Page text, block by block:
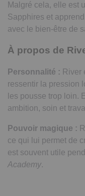
Malgré cela, elle est
Sapphires et
avec le bien-être de
À propos de
Personnalité : River
ressentir la pression
les pousse trop loin.
ambition, soin et
Pouvoir magique :
ce qui lui permet de
est souvent utile
Academy.